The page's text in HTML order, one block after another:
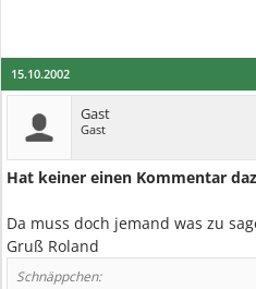
15.10.2002
Gast
Gast
Hat keiner einen Kommentar
Da muss doch jemand was zu
Gruß Roland
Schnäppchen: